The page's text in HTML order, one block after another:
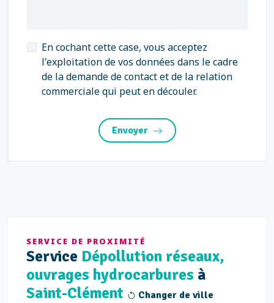
En cochant cette case, vous acceptez
l'exploitation de vos données dans le cadre
de la demande de contact et de la relation
commerciale qui peut en découler.
Envoyer
SERVICE DE PROXIMITÉ
Service Dépollution réseaux,
ouvrages hydrocarbures à
Saint-Clément
Changer de ville